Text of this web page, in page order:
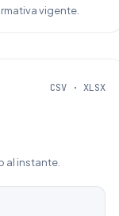
vigente.
CSV · XLSX
al instante.